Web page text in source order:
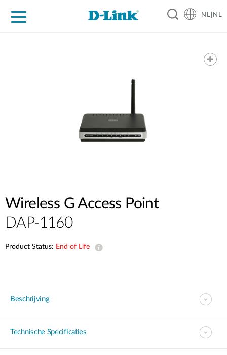
NL|NL
Wireless G Access Point
DAP-1160
Product Status: End of Life
Beschrijving
Technische Specificaties